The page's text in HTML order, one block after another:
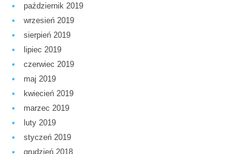
październik 2019
wrzesień 2019
sierpień 2019
lipiec 2019
czerwiec 2019
maj 2019
kwiecień 2019
marzec 2019
luty 2019
styczeń 2019
grudzień 2018